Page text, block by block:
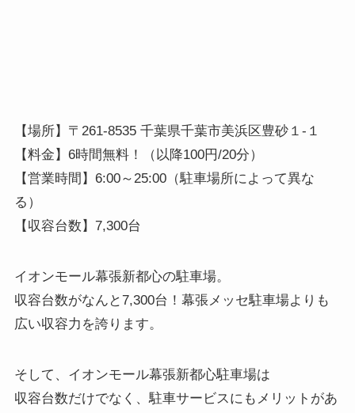
【場所】〒261-8535 千葉県千葉市美浜区豊砂１-１
【料金】6時間無料！（以降100円/20分）
【営業時間】6:00～25:00（駐車場所によって異な
る）
【収容台数】7,300台
イオンモール幕張新都心の駐車場。
収容台数がなんと7,300台！幕張メッセ駐車場よりも
広い収容力を誇ります。
そして、イオンモール幕張新都心駐車場は
収容台数だけでなく、駐車サービスにもメリットがあ